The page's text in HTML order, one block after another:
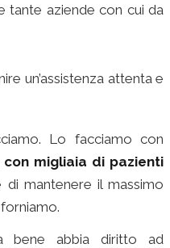
tante aziende con cui da
un’assistenza attenta e
Lo facciamo con
migliaia di pazienti
mantenere il massimo
bene abbia diritto ad